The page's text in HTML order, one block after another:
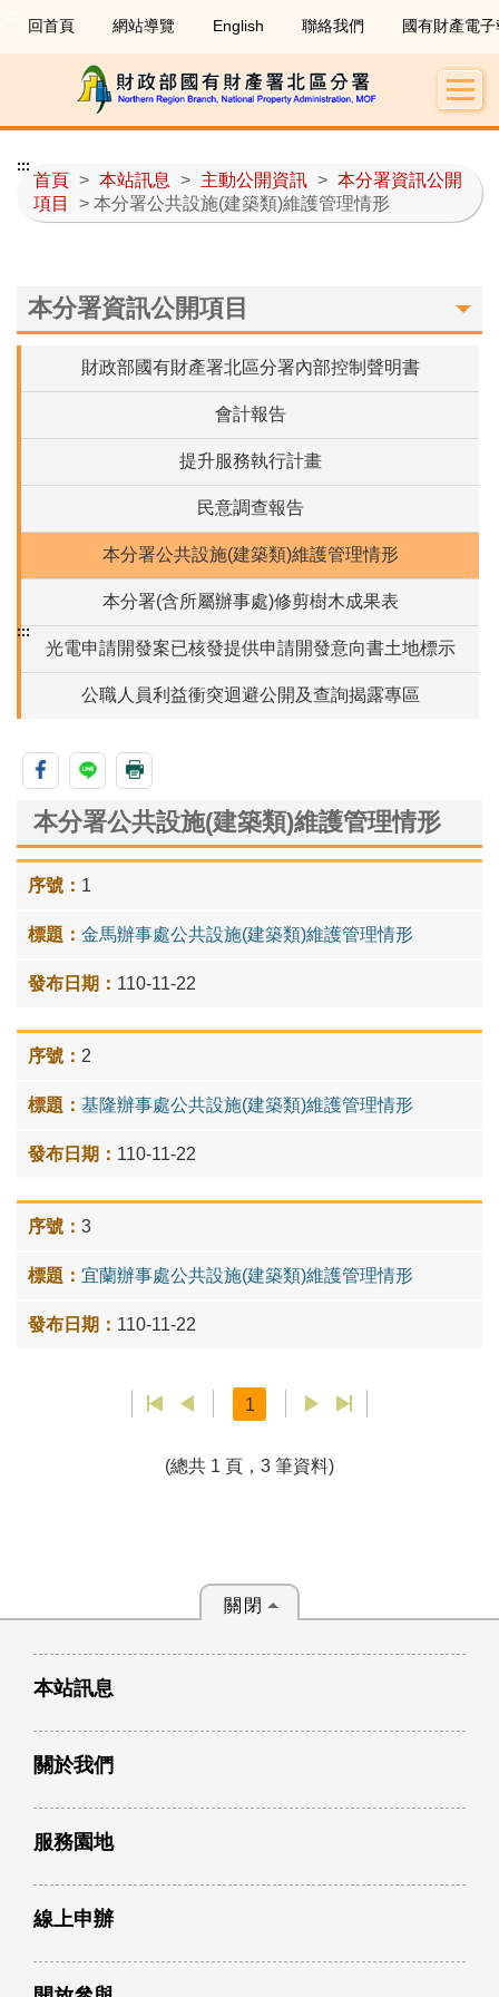
回首頁 網站導覽 English 聯絡我們 國有財產電子
首頁 > 本站訊息 > 主動公開資訊 > 本分署資訊公開
項目
> 本分署公共設施(建築類)維護管理情形
:::
本分署資訊公開項目
財政部國有財產署北區分署內部控制聲明書
會計報告
提升服務執行計畫
民意調查報告
本分署公共設施(建築類)維護管理情形
本分署(含所屬辦事處)修剪樹木成果表
光電申請開發案已核發提供申請開發意向書土地標示
公職人員利益衝突迴避公開及查詢揭露專區
:::
本分署公共設施(建築類)維護管理情形
1
金馬辦事處公共設施(建築類)維護管理情形
110-11-22
2
基隆辦事處公共設施(建築類)維護管理情形
110-11-22
3
宜蘭辦事處公共設施(建築類)維護管理情形
110-11-22
1
(總共 1 頁，3 筆資料)
關閉
本站訊息
關於我們
服務園地
線上申辦